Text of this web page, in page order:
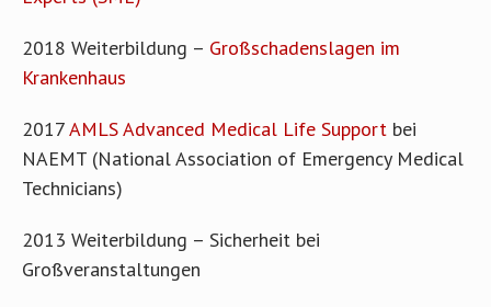
2018 Weiterbildung – Großschadenslagen im
Krankenhaus
2017AMLS Advanced Medical Life Support bei
NAEMT (National Association of Emergency Medical
Technicians)
2013 Weiterbildung – Sicherheit bei
Großveranstaltungen